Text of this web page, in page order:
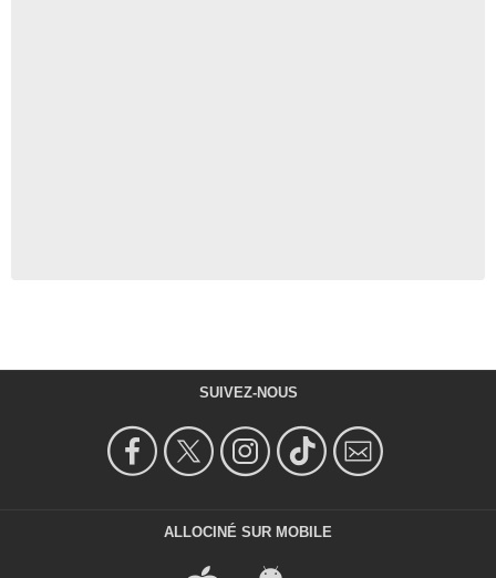
SUIVEZ-NOUS
ALLOCINÉ SUR MOBILE